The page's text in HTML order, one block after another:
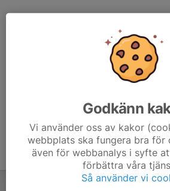
Godkänn
Vi använder oss av kakor
webbplats ska fungera bra för
även för webbanalys i syfte
förbättra våra
Så använder vi